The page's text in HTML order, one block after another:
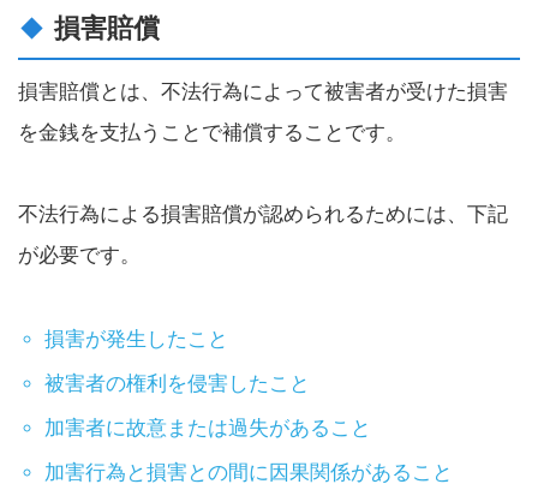
損害賠償
損害賠償とは、不法行為によって被害者が受けた損害
を金銭を支払うことで補償することです。
不法行為による損害賠償が認められるためには、下記
が必要です。
損害が発生したこと
被害者の権利を侵害したこと
加害者に故意または過失があること
加害行為と損害との間に因果関係があること